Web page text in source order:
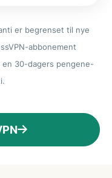
er begrenset til nye
abbonement
en 30-dagers pengene-